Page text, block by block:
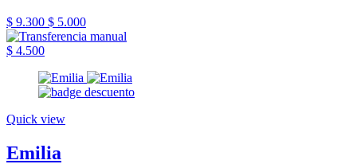
$ 9.300 $ 5.000
$ 4.500
Quick view
Emilia